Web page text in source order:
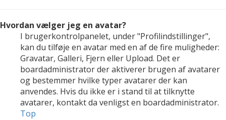
Hvordan vælger jeg en avatar?
I brugerkontrolpanelet, under "Profilindstillinger",
kan du tilføje en avatar med en af de fire muligheder:
Gravatar, Galleri, Fjern eller Upload. Det er
boardadministrator der aktiverer brugen af avatarer
og bestemmer hvilke typer avatarer der kan
anvendes. Hvis du ikke er i stand til at tilknytte
avatarer, kontakt da venligst en boardadministrator.
Top